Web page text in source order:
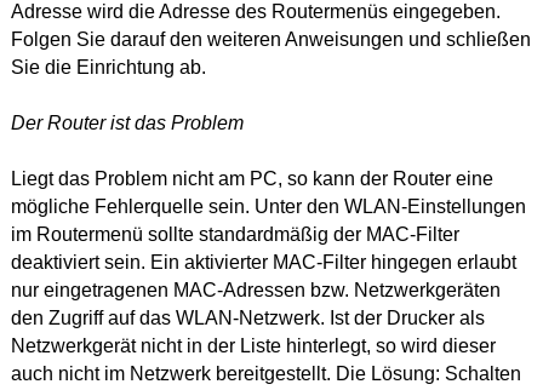
Adresse wird die Adresse des Routermenüs eingegeben.
Folgen Sie darauf den weiteren Anweisungen und schließen
Sie die Einrichtung ab.
Der Router ist das Problem
Liegt das Problem nicht am PC, so kann der Router eine
mögliche Fehlerquelle sein. Unter den WLAN-Einstellungen
im Routermenü sollte standardmäßig der MAC-Filter
deaktiviert sein. Ein aktivierter MAC-Filter hingegen erlaubt
nur eingetragenen MAC-Adressen bzw. Netzwerkgeräten
den Zugriff auf das WLAN-Netzwerk. Ist der Drucker als
Netzwerkgerät nicht in der Liste hinterlegt, so wird dieser
auch nicht im Netzwerk bereitgestellt. Die Lösung: Schalten